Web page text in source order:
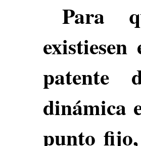
Para
patente
dinámica
punto fijo,